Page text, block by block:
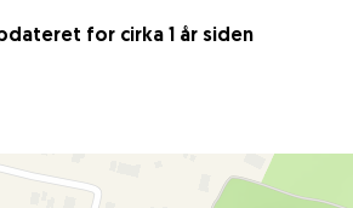
for cirka 1 år siden